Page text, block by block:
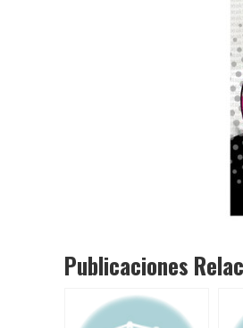
Publicaciones